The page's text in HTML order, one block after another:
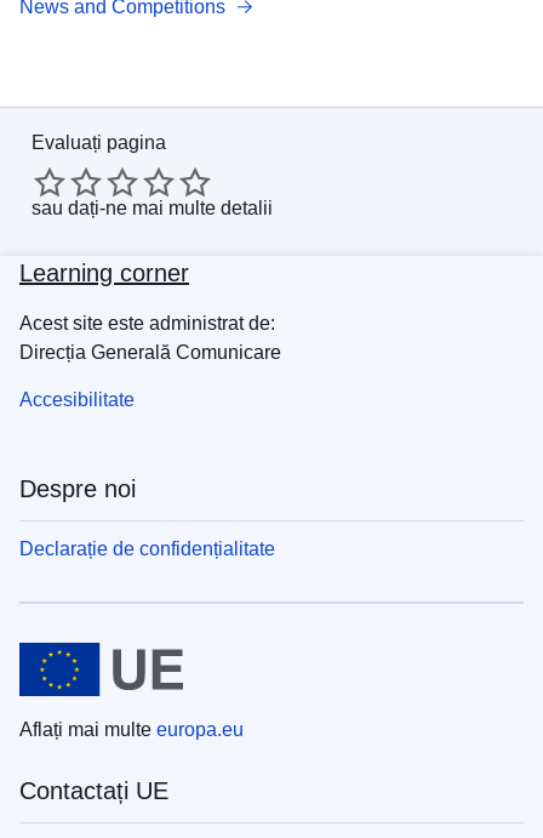
News and Competitions
Evaluați pagina
sau dați-ne mai multe detalii
Learning corner
Acest site este administrat de:
Direcția Generală Comunicare
Accesibilitate
Despre noi
Declarație de confidențialitate
Aflați mai multe europa.eu
Contactați UE